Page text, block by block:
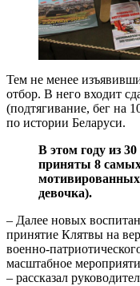
Тем не менее
отбор. В него входит
(подтягивание, бег на
по истории Беларуси.
В этом году из
приняты 8
девочка).
– Далее новых
принятие Клятвы на
военно-
масштабное
– рассказал